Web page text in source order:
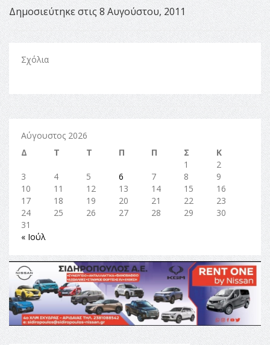
Δημοσιεύτηκε στις 8 Αυγούστου, 2011
Σχόλια
Αύγουστος 2026
Δ
Τ Τ Π Π Σ
Κ
1
2
3
4 5 6 7 8
9
10
11 12 13 14 15
16
17
18 19 20 21 22
23
24
25 26 27 28 29
30
31
« Ιούλ